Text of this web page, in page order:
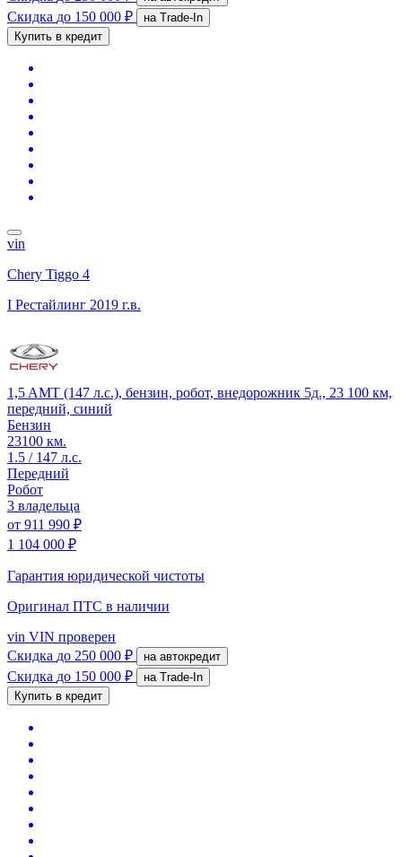
Скидка до 150 000 ₽
на Trade-In
Купить в кредит
vin
Chery Tiggo 4
I Рестайлинг 2019 г.в.
1,5 AMT (147 л.с.), бензин, робот, внедорожник 5д., 23 100 км,
передний, синий
Бензин
23100 км.
1.5 / 147 л.с.
Передний
Робот
3 владельца
от 911 990 ₽
1 104 000 ₽
Гарантия юридической чистоты
Оригинал ПТС в наличии
vin VIN проверен
Скидка до 250 000 ₽ на автокредит
Скидка до 150 000 ₽
на Trade-In
Купить в кредит